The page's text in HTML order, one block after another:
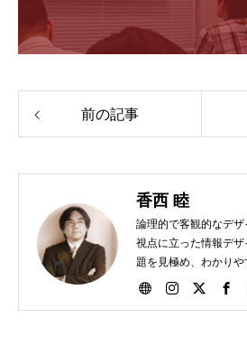
前の記事
香西 睦
論理的で客観的なデ
視点に立った情報デ
題を見極め、わかり
現！